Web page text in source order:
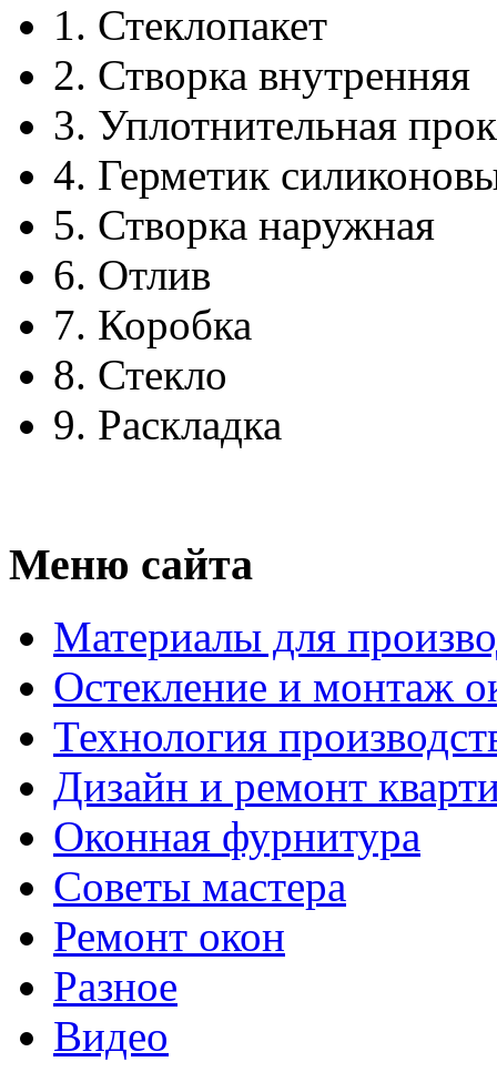
1. Стеклопакет
2. Створка внутренняя
3. Уплотнительная
4. Герметик
5. Створка наружная
6. Отлив
7. Коробка
8. Стекло
9. Раскладка
Меню сайта
Материалы для
Остекление и монтаж
Технология
Дизайн и ремонт
Оконная фурнитура
Советы мастера
Ремонт окон
Разное
Видео